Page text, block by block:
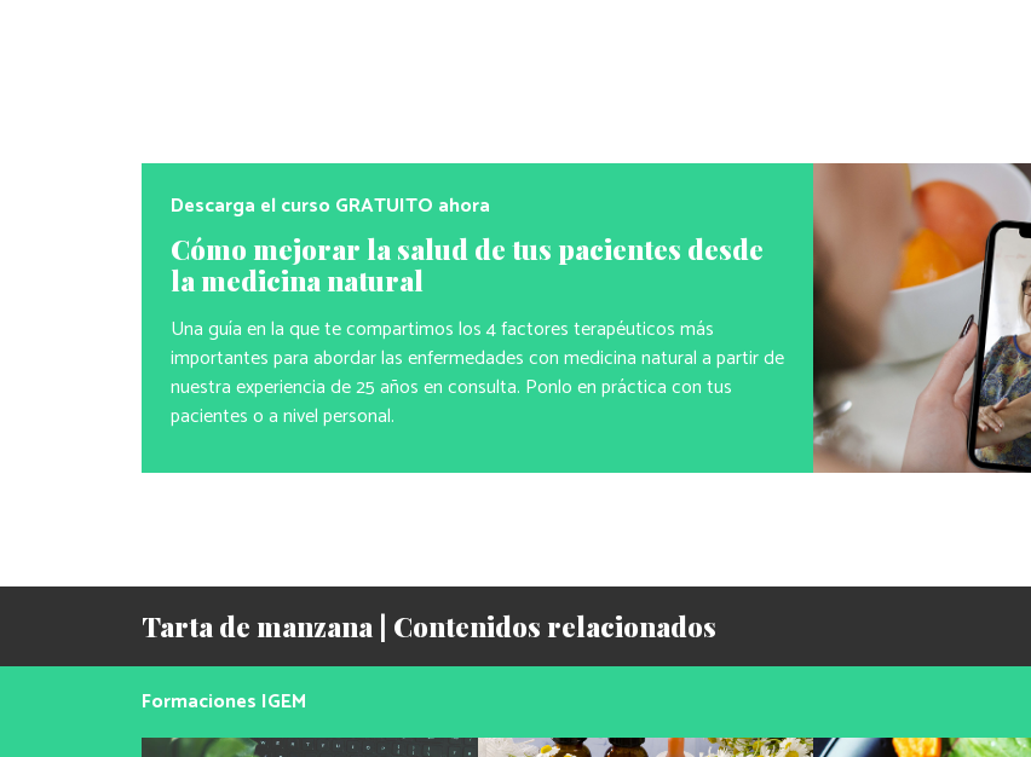
Descarga el curso GRATUITO ahora
Cómo mejorar la salud de tus pacientes desde
la medicina natural
Una guía en la que te compartimos los 4 factores terapéuticos más
importantes para abordar las enfermedades con medicina natural a partir de
nuestra experiencia de 25 años en consulta. Ponlo en práctica con tus
pacientes o a nivel personal.
Tarta de manzana | Contenidos relacionados
Formaciones IGEM